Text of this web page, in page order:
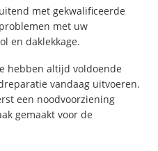
met gekwalificeerde
met uw
en daklekkage.
hebben altijd voldoende
vandaag uitvoeren.
een noodvoorziening
gemaakt voor de